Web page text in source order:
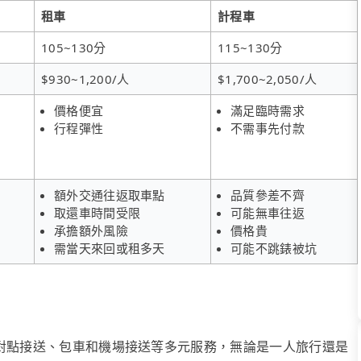
租車
計程車
105~130分
115~130分
$930~1,200/人
$1,700~2,050/人
價格便宜
行程彈性
滿足臨時需求
不需事先付款
額外交通往返取車點
取還車時間受限
承擔額外風險
需當天來回或租多天
品質參差不齊
可能無車往返
價格貴
可能不跳錶被坑
接送、包車和機場接送等多元服務，無論是一人旅行還是